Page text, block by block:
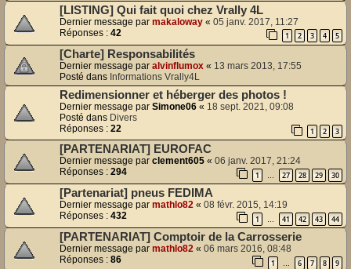
[LISTING] Qui fait quoi chez Vrally 4L
Dernier message par makaloway « 05 janv. 2017, 11:27
Réponses : 42 1 2 3 4 5
[Charte] Responsabilités
Dernier message par alvinflumox « 13 mars 2013, 17:55
Posté dans Informations Vrally4L
Redimensionner et héberger des photos !
Dernier message par Simone06 « 18 sept. 2021, 09:08
Posté dans Divers
Réponses : 22 1 2 3
[PARTENARIAT] EUROFAC
Dernier message par clement605 « 06 janv. 2017, 21:24
Réponses : 294 1 … 27 28 29 30
[Partenariat] pneus FEDIMA
Dernier message par mathlo82 « 08 févr. 2015, 14:19
Réponses : 432 1 … 41 42 43 44
[PARTENARIAT] Comptoir de la Carrosserie
Dernier message par mathlo82 « 06 mars 2016, 08:48
Réponses : 86 1 6 7 8 9